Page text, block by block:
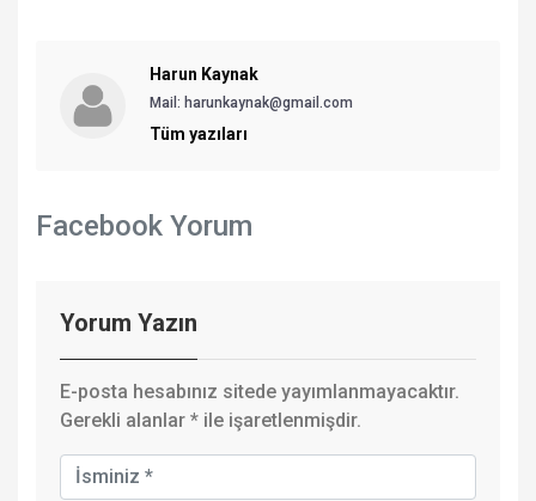
Harun Kaynak
Mail: harunkaynak@gmail.com
Tüm yazıları
Facebook Yorum
Yorum Yazın
E-posta hesabınız sitede yayımlanmayacaktır.
Gerekli alanlar * ile işaretlenmişdir.